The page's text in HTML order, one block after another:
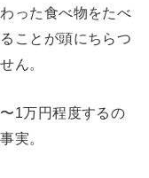
った食べ物をたべ
ことが頭にちらつ
ん。
1万円程度するの
実。